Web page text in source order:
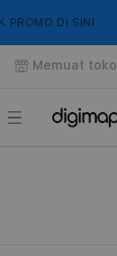
keDI SINI
Memuat toko